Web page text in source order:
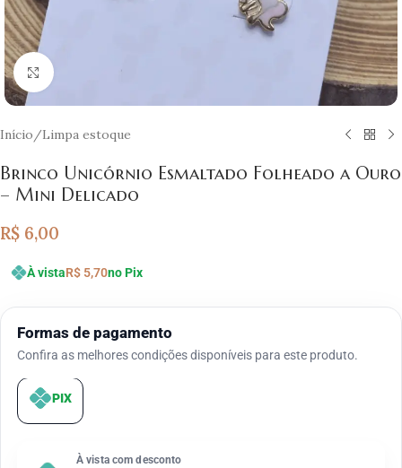
Clique para ampliar
Início/Limpa estoque
Brinco Unicórnio Esmaltado Folheado a Ouro
– Mini Delicado
R$ 6,00
À vistaR$ 5,70no Pix
Formas de pagamento
Confira as melhores condições disponíveis para este produto.
PIX
À vista com desconto